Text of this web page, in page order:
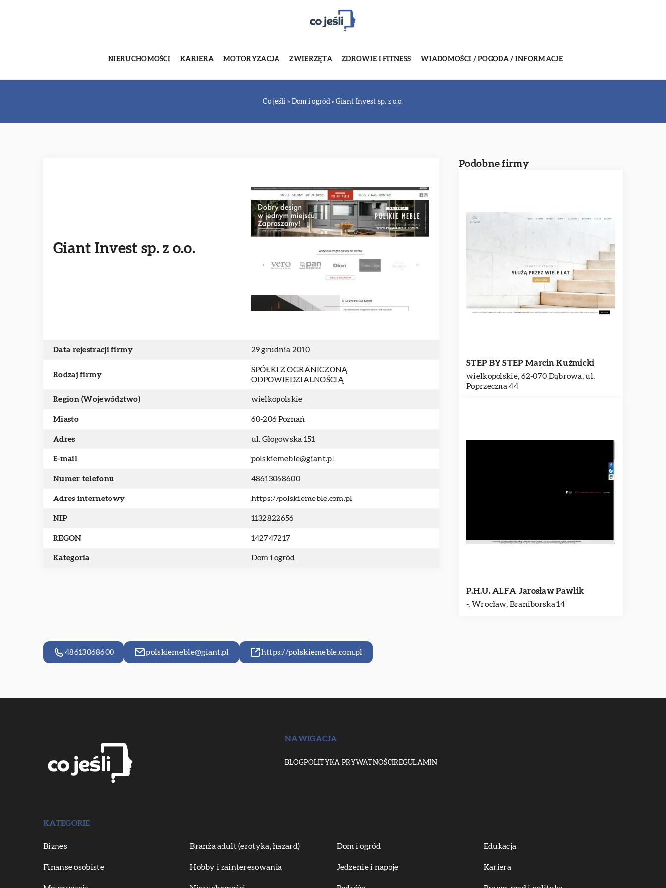
NIERUCHOMOŚCI KARIERA MOTORYZACJA ZWIERZĘTA ZDROWIE I FITNESS WIADOMOŚCI / POGODA / INFORMACJE
Co jeśli » Dom i ogród» Giant Invest sp. z o.o.
Giant Invest sp. z o.o.
Data rejestracji firmy 29 grudnia 2010
Rodzaj firmy
SPÓŁKI Z OGRANICZONĄ
ODPOWIEDZIALNOŚCIĄ
Region (Województwo) wielkopolskie
Miasto 60-206 Poznań
Adres ul. Głogowska 151
E-mail polskiemeble@giant.pl
Numer telefonu 48613068600
Adres internetowy https://polskiemeble.com.pl
NIP 1132822656
REGON 142747217
Kategoria Dom i ogród
Podobne firmy
STEP BY STEP Marcin Kuźmicki
wielkopolskie, 62-070 Dąbrowa, ul.
Poprzeczna 44
P.H.U. ALFA Jarosław Pawlik
-, Wrocław, Braniborska 14
48613068600 polskiemeble@giant.pl https://polskiemeble.com.pl
NAWIGACJA
BLOGPOLITYKA PRYWATNOŚCIREGULAMIN
KATEGORIE
Biznes Branża adult (erotyka, hazard) Dom i ogród Edukacja
Finanse osobiste Hobby i zainteresowania Jedzenie i napoje Kariera